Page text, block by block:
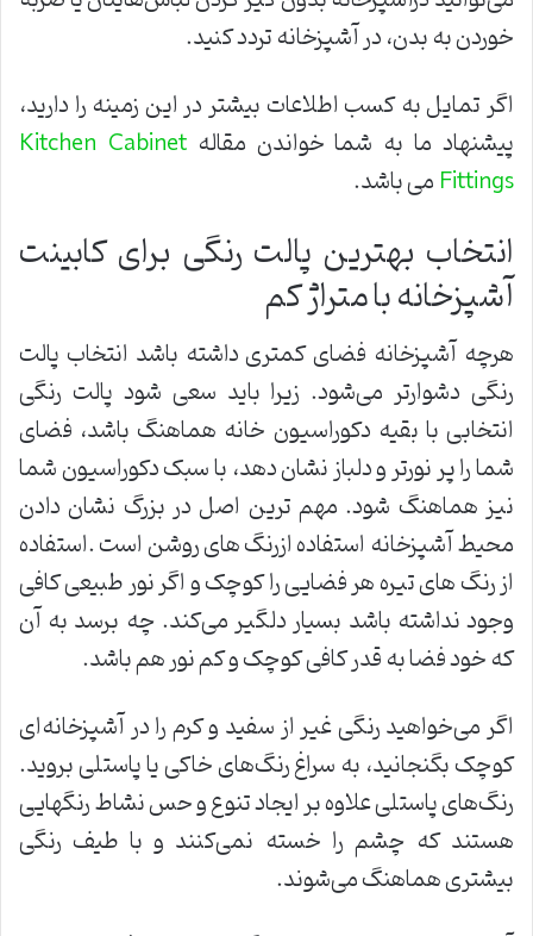
خوردن به بدن، در آشپزخانه تردد کنید.
اگر تمایل به کسب اطلاعات بیشتر در این زمینه را دارید،
پیشنهاد ما به شما خواندن مقالهKitchen Cabinet
Fittingsمی باشد.
انتخاب بهترین پالت رنگی برای کابینت
آشپزخانه با متراژ کم
هرچه آشپزخانه فضای کمتری داشته باشد انتخاب پالت
رنگی دشوارتر می‌شود. زیرا باید سعی شود پالت رنگی
انتخابی با بقیه دکوراسیون خانه هماهنگ باشد، فضای
شما را پر نورتر و دلباز نشان دهد، با سبک دکوراسیون شما
نیز هماهنگ شود. مهم ترین اصل در بزرگ نشان دادن
محیط آشپزخانه استفاده ازرنگ های روشن است .استفاده
از رنگ های تیره هر فضایی را کوچک و اگر نور طبیعی کافی
وجود نداشته باشد بسیار دلگیر می‌کند. چه برسد به آن
که خود فضا به قدر کافی کوچک و کم نور هم باشد.
اگر می‌خواهید رنگی غیر از سفید و کرم را در آشپزخانه‌ای
کوچک بگنجانید، به سراغ رنگ‌های خاکی یا پاستلی بروید.
رنگ‌های پاستلی علاوه بر ایجاد تنوع و حس نشاط رنگهایی
هستند که چشم را خسته نمی‌کنند و با طیف رنگی
بیشتری هماهنگ می‌شوند.